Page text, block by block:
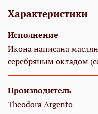
Характеристики
Исполнение
Икона написана
серебряным окладом
Производитель
Theodora Argento